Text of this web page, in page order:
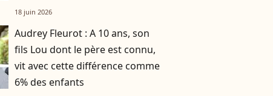
défis
18 juin 2026
Audrey Fleurot : A 10 ans, son
fils Lou dont le père est connu,
vit avec cette différence comme
6% des enfants